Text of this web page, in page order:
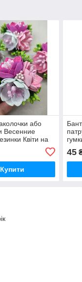
або
Весенние
Квіти на
чи резинках 90
Купити
45